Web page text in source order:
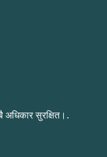
सुरक्षित।.